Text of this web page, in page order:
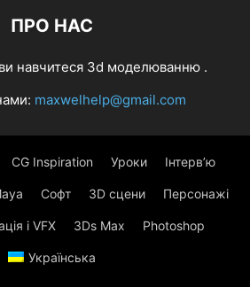
ПРО НАС
навчитеся 3d моделюванню .
maxwelhelp@gmail.com
CG Inspiration Уроки Інтерв’ю
Софт 3D сцени Персонажі
і VFX 3Ds Max Photoshop
Українська